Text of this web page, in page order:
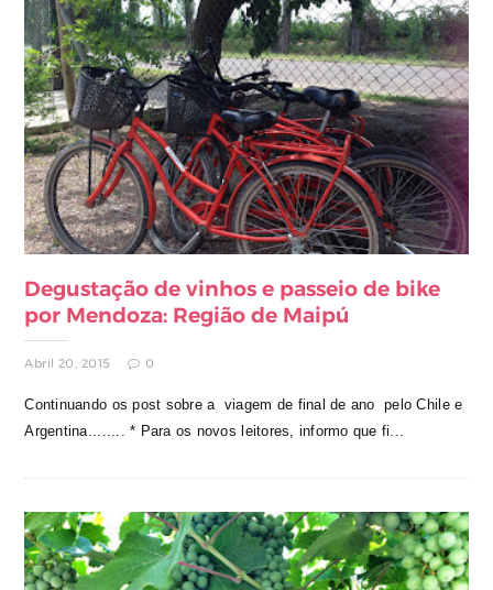
Degustação de vinhos e passeio de bike
por Mendoza: Região de Maipú
Abril 20, 2015 0
Continuando os post sobre a viagem de final de ano pelo Chile e
Argentina........ * Para os novos leitores, informo que fi...